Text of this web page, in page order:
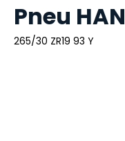
Pneu
265/30 ZR19 93 Y